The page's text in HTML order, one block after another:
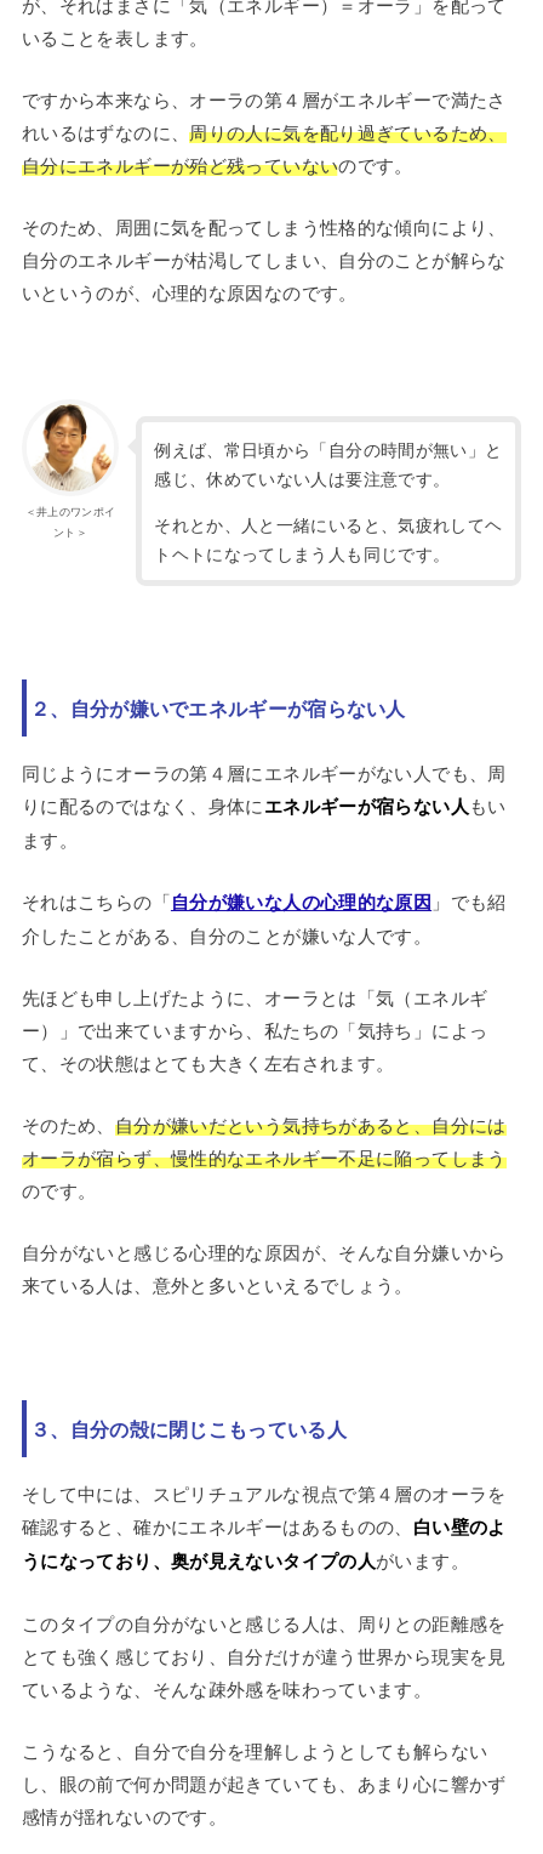
いることを表します。
ですから本来なら、オーラの第４層がエネルギーで満たさ
れいるはずなのに、周りの人に気を配り過ぎているため、
自分にエネルギーが殆ど残っていないのです。
そのため、周囲に気を配ってしまう性格的な傾向により、
自分のエネルギーが枯渇してしまい、自分のことが解らな
いというのが、心理的な原因なのです。
＜井上のワンポイ
ント＞
例えば、常日頃から「自分の時間が無い」と
感じ、休めていない人は要注意です。
それとか、人と一緒にいると、気疲れしてヘ
トヘトになってしまう人も同じです。
２、自分が嫌いでエネルギーが宿らない人
同じようにオーラの第４層にエネルギーがない人でも、周
りに配るのではなく、身体にエネルギーが宿らない人もい
ます。
それはこちらの「自分が嫌いな人の心理的な原因 」でも紹
介したことがある、自分のことが嫌いな人です。
先ほども申し上げたように、オーラとは「気（エネルギ
ー）」で出来ていますから、私たちの「気持ち」によっ
て、その状態はとても大きく左右されます。
そのため、 自分が嫌いだという気持ちがあると、自分には
オーラが宿らず、慢性的なエネルギー不足に陥ってしまう
のです。
自分がないと感じる心理的な原因が、そんな自分嫌いから
来ている人は、意外と多いといえるでしょう。
３、自分の殻に閉じこもっている人
そして中には、スピリチュアルな視点で第４層のオーラを
確認すると、確かにエネルギーはあるものの、 白い壁のよ
うになっており、奥が見えないタイプの人がいます。
このタイプの自分がないと感じる人は、周りとの距離感を
とても強く感じており、自分だけが違う世界から現実を見
ているような、そんな疎外感を味わっています。
こうなると、自分で自分を理解しようとしても解らない
し、眼の前で何か問題が起きていても、あまり心に響かず
感情が揺れないのです。